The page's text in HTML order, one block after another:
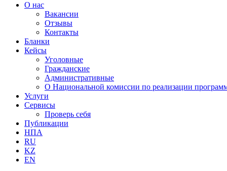
О нас
Вакансии
Отзывы
Контакты
Бланки
Кейсы
Уголовные
Гражданские
Административные
О Национальной комиссии по реализации
Услуги
Сервисы
Проверь себя
Публикации
НПА
RU
KZ
EN